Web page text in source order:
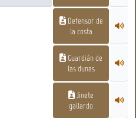
Defensor de
la costa
Guardián de
las dunas
Jinete
gallardo